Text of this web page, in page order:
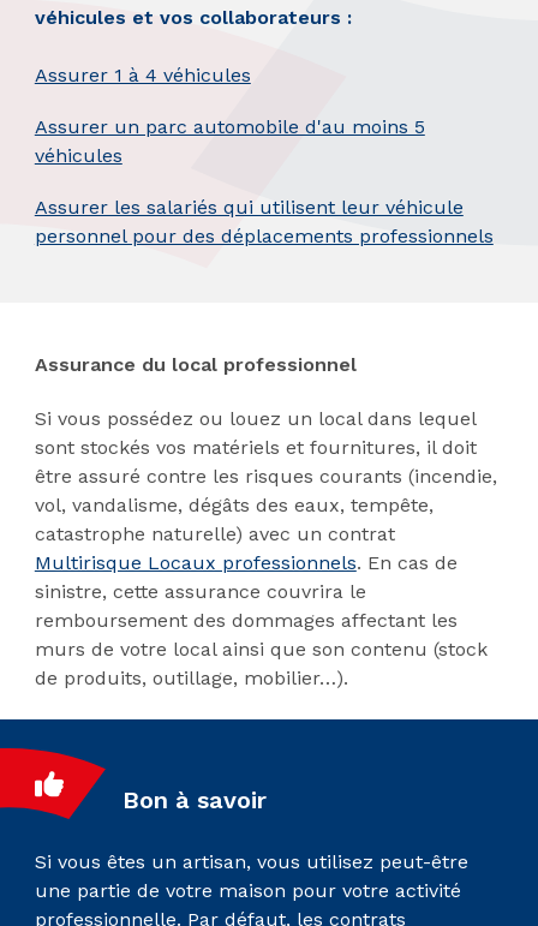
véhicules et vos collaborateurs :
Assurer 1 à 4 véhicules
Assurer un parc automobile d'au moins 5
véhicules
Assurer les salariés qui utilisent leur véhicule
personnel pour des déplacements professionnels
Assurance du local professionnel
Si vous possédez ou louez un local dans lequel
sont stockés vos matériels et fournitures, il doit
être assuré contre les risques courants (incendie,
vol, vandalisme, dégâts des eaux, tempête,
catastrophe naturelle) avec un contrat
Multirisque Locaux professionnels. En cas de
sinistre, cette assurance couvrira le
remboursement des dommages affectant les
murs de votre local ainsi que son contenu (stock
de produits, outillage, mobilier…).
Bon à savoir
Si vous êtes un artisan, vous utilisez peut-être
une partie de votre maison pour votre activité
professionnelle. Par défaut, les contrats